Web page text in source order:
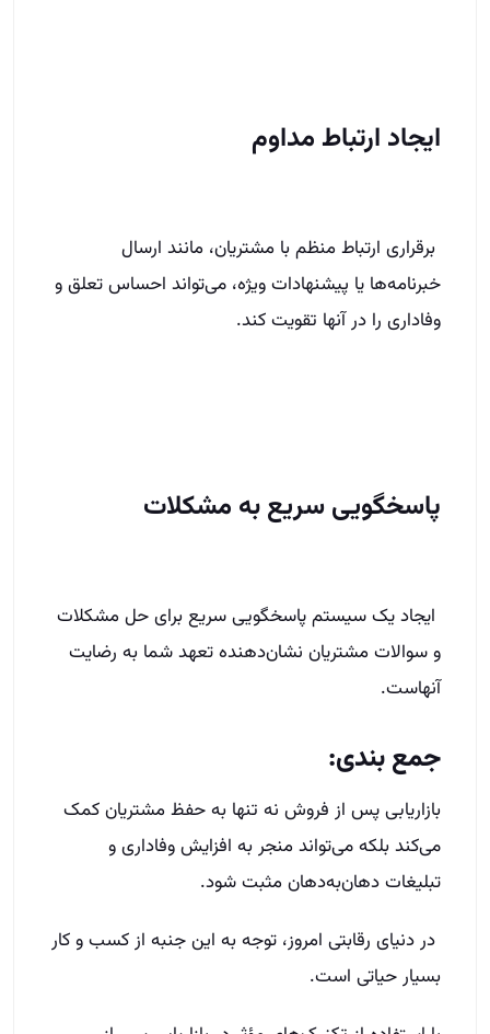
ایجاد ارتباط مداوم
برقراری ارتباط منظم با مشتریان، مانند ارسال
خبرنامه‌ها یا پیشنهادات ویژه، می‌تواند احساس تعلق و
وفاداری را در آنها تقویت کند.
پاسخگویی سریع به مشکلات
ایجاد یک سیستم پاسخگویی سریع برای حل مشکلات
و سوالات مشتریان نشان‌دهنده تعهد شما به رضایت
آنهاست.
جمع بندی:
بازاریابی پس از فروش نه تنها به حفظ مشتریان کمک
می‌کند بلکه می‌تواند منجر به افزایش وفاداری و
تبلیغات دهان‌به‌دهان مثبت شود.
در دنیای رقابتی امروز، توجه به این جنبه از کسب و کار
بسیار حیاتی است.